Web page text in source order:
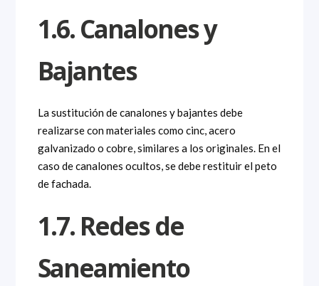
1.6. Canalones y
Bajantes
La sustitución de canalones y bajantes debe
realizarse con materiales como cinc, acero
galvanizado o cobre, similares a los originales. En el
caso de canalones ocultos, se debe restituir el peto
de fachada.
1.7. Redes de
Saneamiento